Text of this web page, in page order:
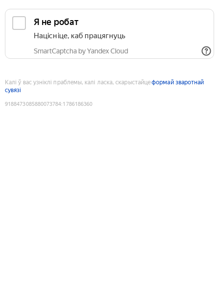
Я не робат
Націсніце, каб працягнуць
SmartCaptcha by Yandex Cloud
Калі ў вас узніклі праблемы, калі ласка, скарыстайцеформай зваротнай
сувязі
9188473085880073784:1786186360